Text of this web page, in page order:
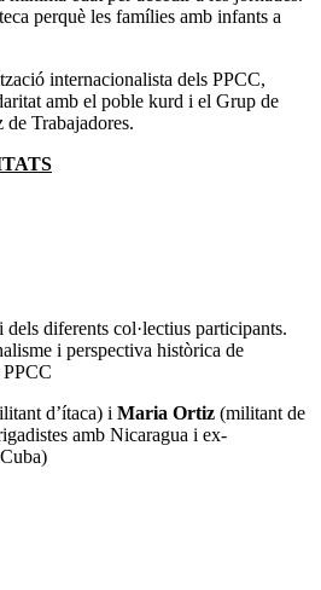
perquè les famílies amb infants a
internacionalista dels PPCC,
amb el poble kurd i el Grup de
Trabajadores.
dels diferents col·lectius participants.
i perspectiva històrica de
PPCC
d’ítaca) i Maria Ortiz (militant de
amb Nicaragua i ex-